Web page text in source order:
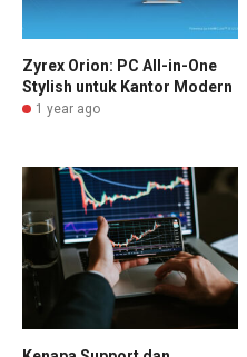
Zyrex Orion: PC All-in-One
Stylish untuk Kantor Modern
1 year ago